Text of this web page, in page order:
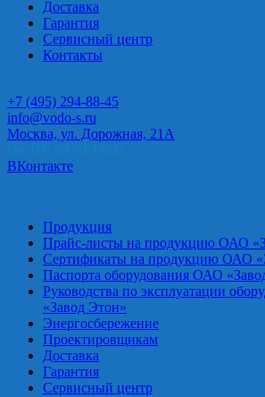
Доставка
Гарантия
Сервисный центр
Контакты
+7 (495) 294-88-45
info@vodo-s.ru
Москва, ул. Дорожная, 21А
ВКонтакте
Продукция
Прайс-листы на продукцию ОАО
Сертификаты на продукцию ОАО
Паспорта оборудования ОАО
Руководства по эксплуатации
«Завод Этон»
Энергосбережение
Проектировщикам
Доставка
Гарантия
Сервисный центр